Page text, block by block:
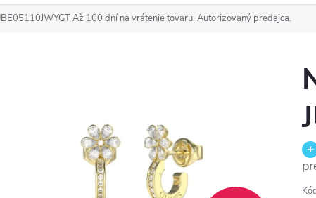
Až 100 dní na vrátenie tovaru. Autorizovaný predajca.